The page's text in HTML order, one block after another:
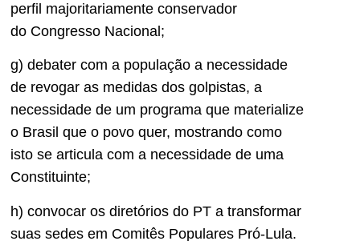
perfil majoritariamente conservador
do Congresso Nacional;
g) debater com a população a necessidade
de revogar as medidas dos golpistas, a
necessidade de um programa que materialize
o Brasil que o povo quer, mostrando como
isto se articula com a necessidade de uma
Constituinte;
h) convocar os diretórios do PT a transformar
suas sedes em Comitês Populares Pró-Lula.